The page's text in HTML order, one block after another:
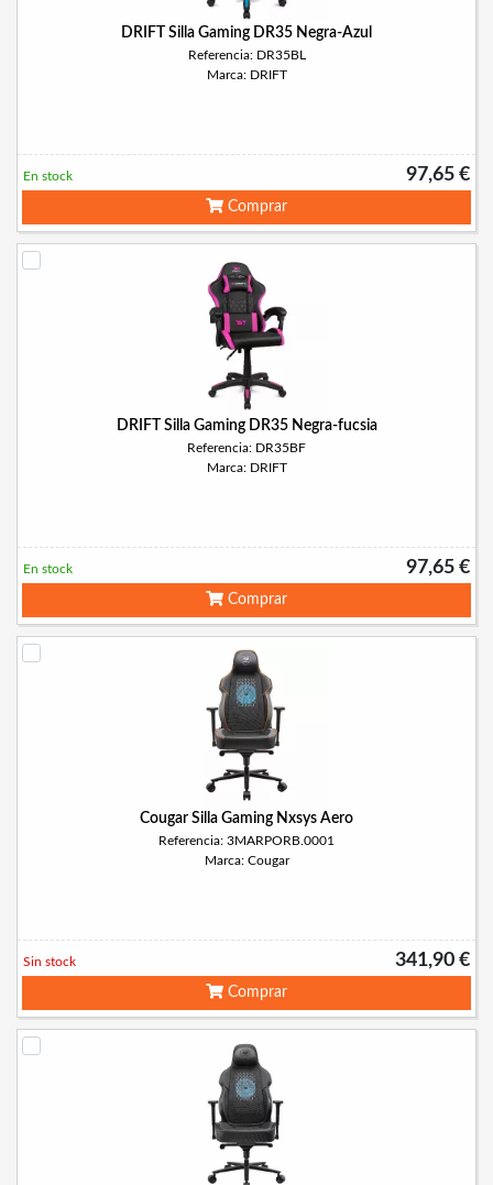
DRIFT Silla Gaming DR35 Negra-Azul
Referencia: DR35BL
Marca: DRIFT
97,65 €
En stock
Comprar
DRIFT Silla Gaming DR35 Negra-fucsia
Referencia: DR35BF
Marca: DRIFT
97,65 €
En stock
Comprar
Cougar Silla Gaming Nxsys Aero
Referencia: 3MARPORB.0001
Marca: Cougar
341,90 €
Sin stock
Comprar